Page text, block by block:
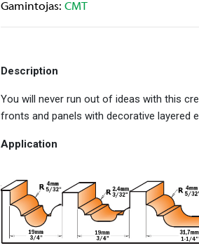
Gamintojas: CMT
Description
You will never run out of ideas with this
fronts and panels with decorative layered
Application